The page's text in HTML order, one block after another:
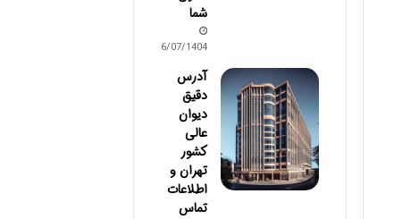
شما
06/07/1404
آدرس
دقیق
دیوان
عالی
کشور
تهران و
اطلاعات
تماس